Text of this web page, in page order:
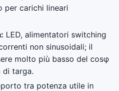
per carichi lineari
LED, alimentatori switching
non sinusoidali; il
molto più basso del cosφ
di targa.
tra potenza utile in